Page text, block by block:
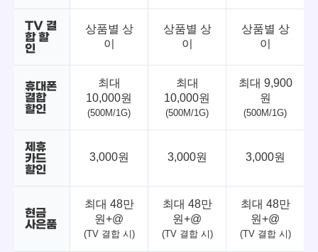
TV 결
합 할
인
상품별 상
이
상품별 상
이
상품별 상
이
휴대폰
결합
할인
최대
10,000원
(500M/1G)
최대
10,000원
(500M/1G)
최대 9,900
원
(500M/1G)
제휴
카드
할인
3,000원 3,000원 3,000원
현금
사은품
최대 48만
원+@
(TV 결합 시)
최대 48만
원+@
(TV 결합 시)
최대 48만
원+@
(TV 결합 시)